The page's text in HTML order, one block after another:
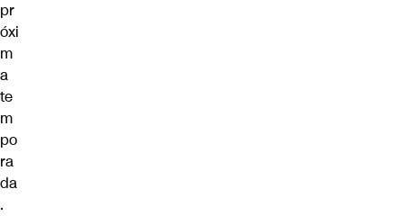
pr
óxi
m
a
te
m
po
ra
da
.